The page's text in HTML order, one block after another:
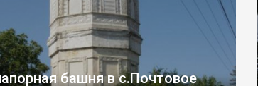
башня в с.Почтовое